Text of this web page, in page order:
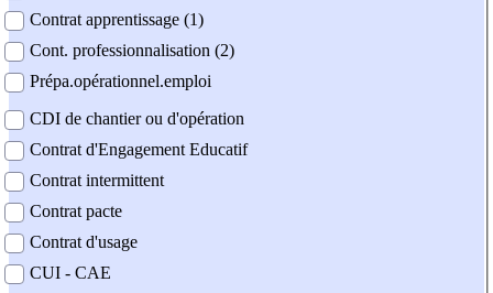
Contrat apprentissage (1)
Cont. professionnalisation (2)
Prépa.opérationnel.emploi
CDI de chantier ou d'opération
Contrat d'Engagement Educatif
Contrat intermittent
Contrat pacte
Contrat d'usage
CUI - CAE